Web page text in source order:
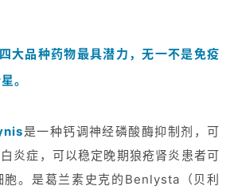
大品种药物最具潜力，无一不是免疫
。
是一种钙调神经磷酸酶抑制剂，可
炎症，可以稳定晚期狼疮肾炎患者可
胞。是葛兰素史克的Benlysta（贝利